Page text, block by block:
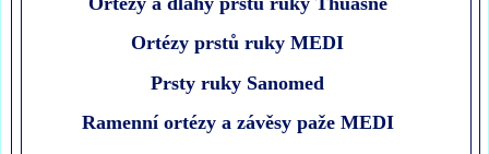
Ortézy prstů ruky MEDI
Prsty ruky Sanomed
Ramenní ortézy a závěsy paže MEDI